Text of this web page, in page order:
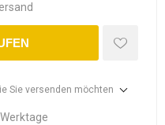
Sie versenden möchten